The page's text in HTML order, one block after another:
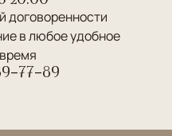
договоренности
в любое удобное
77-89